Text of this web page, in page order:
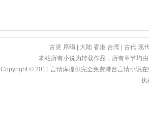
古灵 席绢 大陆 香港 台湾 古代 现
本站所有小说为转载作品，所有章节均
Copyright © 2011 言情库提供完全免费港台言情小说
执